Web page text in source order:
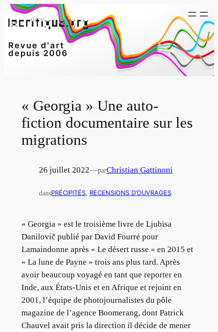
Aller
au
Revue d'art
depuis 2006
« Georgia » Une auto-
fiction documentaire sur les
migrations
26 juillet 2022—parChristian Gattinoni
dansPRÉCIPITÉS, RECENSIONS D’OUVRAGES
« Georgia » est le troisième livre de Ljubisa
Danilovič publié par David Fourré pour
Lamaindonne après « Le désert russe » en 2015 et
« La lune de Payne » trois ans plus tard. Après
avoir beaucoup voyagé en tant que reporter en
Inde, aux États-Unis et en Afrique et rejoint en
2001, l’équipe de photojournalistes du pôle
magazine de l’agence Boomerang, dont Patrick
Chauvel avait pris la direction il décide de mener